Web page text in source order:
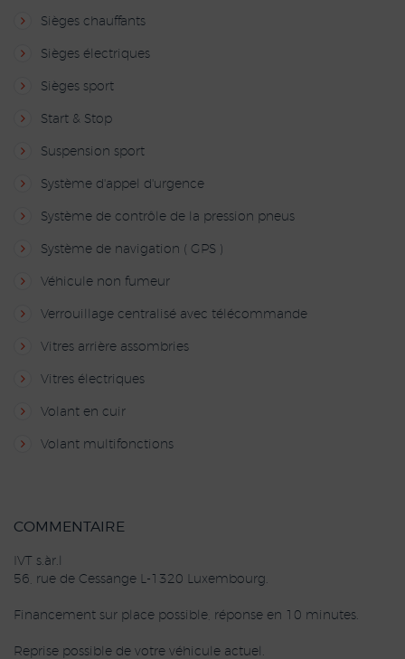
Sièges chauffants
Sièges électriques
Sièges sport
Start & Stop
Suspension sport
Système d'appel d'urgence
Système de contrôle de la pression pneus
Système de navigation ( GPS )
Véhicule non fumeur
Verrouillage centralisé avec télécommande
Vitres arrière assombries
Vitres électriques
Volant en cuir
Volant multifonctions
COMMENTAIRE
IVT s.àr.l
56, rue de Cessange L-1320 Luxembourg.
Financement sur place possible, réponse en 10 minutes.
Reprise possible de votre véhicule actuel.